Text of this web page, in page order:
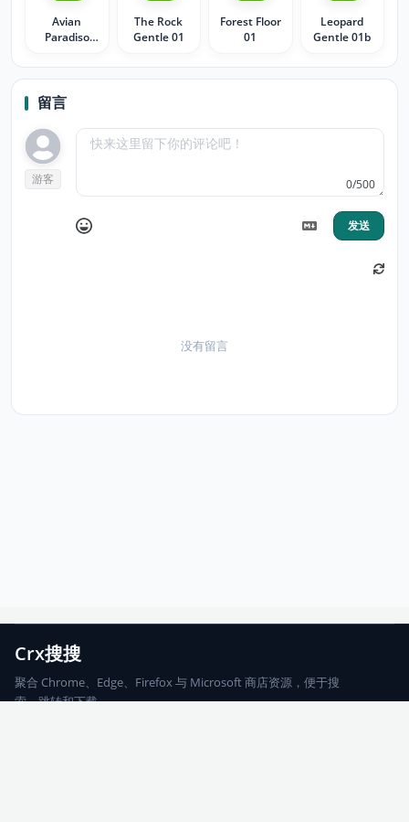
Avian
Paradiso
The Rock
Gentle 01
Forest Floor
01
Leopard
Gentle 01b
留言
游客 0/500
发送
没有留言
Crx搜搜
聚合 Chrome、Edge、Firefox 与 Microsoft 商店资源，便于搜
索、跳转和下载。